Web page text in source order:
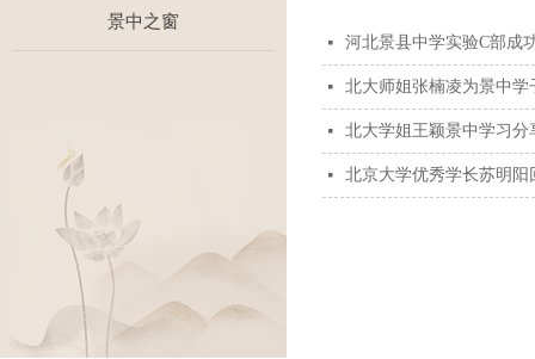
景中之窗
넷 河北景县中学实验C部成
넷 北大师姐张楠凌为景中学
넷 北大学姐王颖景中学习分
넷 北京大学优秀学长苏明阳